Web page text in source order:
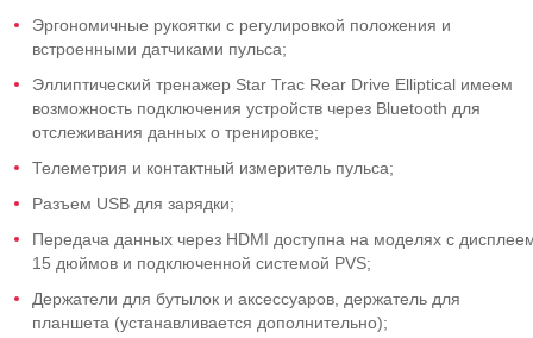
Эргономичные рукоятки с регулировкой положения и
встроенными датчиками пульса;
Эллиптический тренажер Star Trac Rear Drive Elliptical имеем
возможность подключения устройств через Bluetooth для
отслеживания данных о тренировке;
Телеметрия и контактный измеритель пульса;
Разъем USB для зарядки;
Передача данных через HDMI доступна на моделях с
15 дюймов и подключенной системой PVS;
Держатели для бутылок и аксессуаров, держатель для
планшета (устанавливается дополнительно);